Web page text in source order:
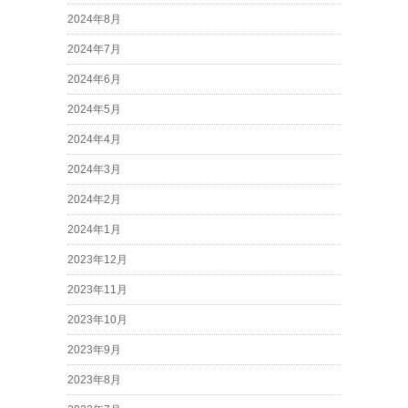
2024年8月
2024年7月
2024年6月
2024年5月
2024年4月
2024年3月
2024年2月
2024年1月
2023年12月
2023年11月
2023年10月
2023年9月
2023年8月